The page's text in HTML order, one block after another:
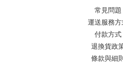
常見問題
運送服務方
付款方式
退換貨政
條款與細